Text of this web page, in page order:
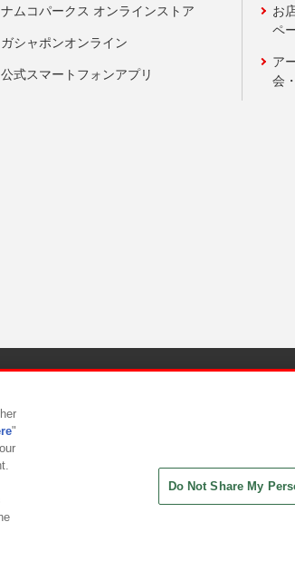
ナムコパークス オンラインストア
ガシャポンオンライン
公式スマートフォンアプリ
お
ペ
ア
会
針
"
Do Not Share My